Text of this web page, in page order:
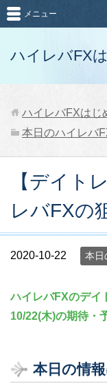
ハイレバFX
メニュー
ハイレバFXはじ
本日のハイレバ
【デイト
レバFXの
2020-10-22 本日
ハイレバFXのデイ
10/22(木)の期待・
本日の情報